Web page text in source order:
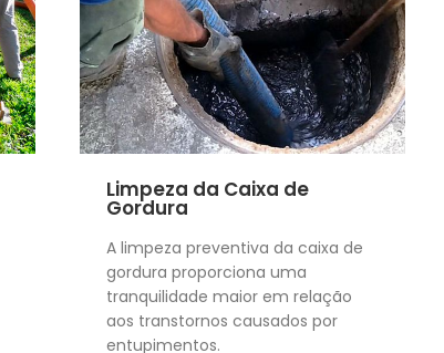
Limpeza da Caixa de
Gordura
A limpeza preventiva da caixa de
gordura proporciona uma
tranquilidade maior em relação
aos transtornos causados por
entupimentos.